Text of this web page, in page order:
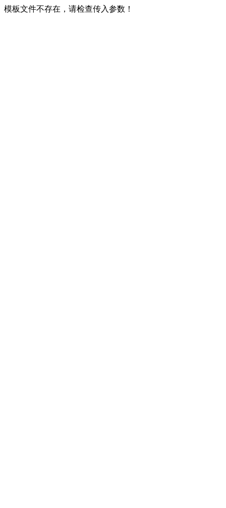
模板文件不存在，请检查传入参数！